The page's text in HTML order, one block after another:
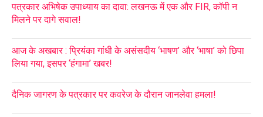
पत्रकार अभिषेक उपाध्याय का दावा: लखनऊ में एक और FIR, कॉपी न
मिलने पर दागे सवाल!
आज के अखबार : प्रियंका गांधी के असंसदीय ‘भाषण’ और ‘भाषा’ को छिपा
लिया गया, इसपर ‘हंगामा’ खबर!
दैनिक जागरण के पत्रकार पर कवरेज के दौरान जानलेवा हमला!